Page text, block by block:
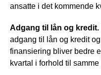
ansatte i det kommende
Adgang til lån og kredit.
adgang til lån og kredit
finansiering bliver bedre
kvartal i forhold til